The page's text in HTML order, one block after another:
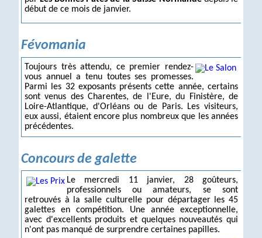
début de ce mois de janvier.
Févomania
Toujours très attendu, ce premier rendez-
vous annuel a tenu toutes ses promesses.
Parmi les 32 exposants présents cette année, certains
sont venus des Charentes, de l'Eure, du Finistère, de
Loire-Atlantique, d'Orléans ou de Paris. Les visiteurs,
eux aussi, étaient encore plus nombreux que les années
précédentes.
Concours de galette
Le mercredi 11 janvier, 28 goûteurs,
professionnels ou amateurs, se sont
retrouvés à la salle culturelle pour départager les 45
galettes en compétition. Une année exceptionnelle,
avec d'excellents produits et quelques nouveautés qui
n'ont pas manqué de surprendre certaines papilles.